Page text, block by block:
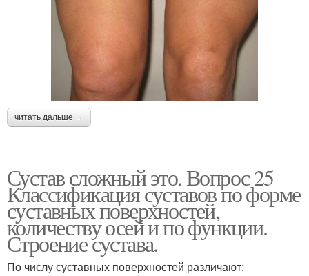
читать дальше →
Сустав сложный это. Вопрос 25
Классификация суставов по форме
суставных поверхностей,
количеству осей и по функции.
Строение сустава.
По числу суставных поверхностей различают: